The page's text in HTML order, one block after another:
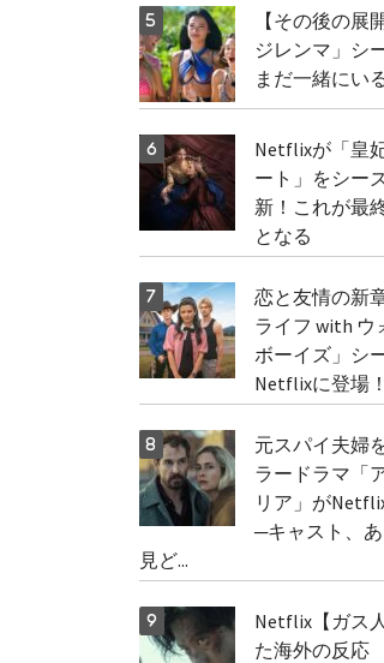
【その後の展
ジレンマ」シ
まだ一緒にい
Netflixが「皇
ート」をシー
新！これが最
となる
恋と友情の新
ライフ with ウ
ボーイズ」シ
Netflixに登場
元スパイ夫婦
ラードラマ「
リア」が
─キャスト、あ
見ど...
Netflix【ガス
た海外の反応